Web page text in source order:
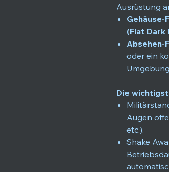
Ausrüstung
Gehäuse-
(Flat Dark
Absehen-
oder ein
Die
Augen
etc.).
Shake